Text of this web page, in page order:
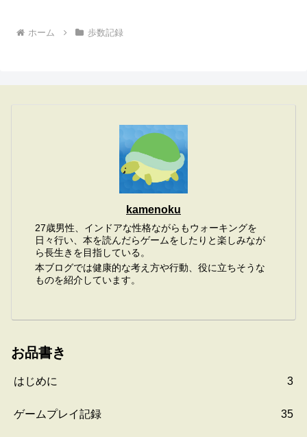
ホーム 歩数記録
kamenoku
27歳男性、インドアな性格ながらもウォーキングを
日々行い、本を読んだらゲームをしたりと楽しみなが
ら長生きを目指している。
本ブログでは健康的な考え方や行動、役に立ちそうな
ものを紹介しています。
お品書き
はじめに 3
ゲームプレイ記録 35